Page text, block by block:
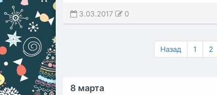
3.03.2017 0
Назад 1 2
8 марта